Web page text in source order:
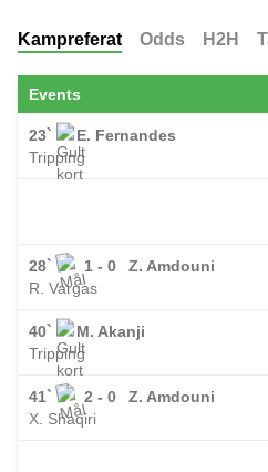
Kampreferat Odds H2H
Events
23`
E. Fernandes
Tripping
28` 1 - 0
Z. Amdouni
R. Vargas
40`
M. Akanji
Tripping
41` 2 - 0
Z. Amdouni
X. Shaqiri